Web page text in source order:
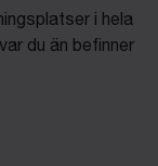
i hela
du än befinner